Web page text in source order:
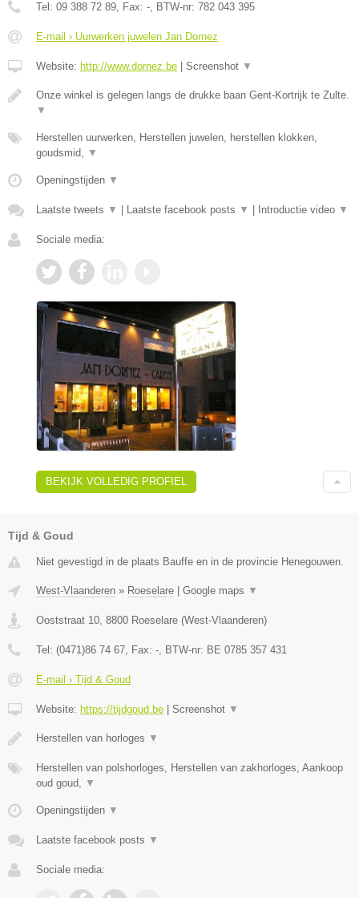
Tel: 09 388 72 89, Fax: -, BTW-nr: 782 043 395
E-mail › Uurwerken juwelen Jan Dornez
Website: http://www.dornez.be Screenshot ▼
Onze winkel is gelegen langs de drukke baan Gent-Kortrijk te Zulte.
▼
Herstellen uurwerken, Herstellen juwelen, herstellen klokken,
goudsmid, ▼
Openingstijden ▼
Laatste tweets ▼ Laatste facebook posts ▼ Introductie video ▼
Sociale media:
BEKIJK VOLLEDIG PROFIEL
Tijd & Goud
Niet gevestigd in de plaats Bauffe en in de provincie Henegouwen.
West-Vlaanderen » Roeselare | Google maps ▼
Ooststraat 10 8800 Roeselare (West-Vlaanderen)
Tel: (0471)86 74 67 , Fax: - , BTW-nr: BE 0785 357 431
E-mail › Tijd & Goud
Website: https://tijdgoud.be | Screenshot ▼
Herstellen van horloges ▼
Herstellen van polshorloges, Herstellen van zakhorloges, Aankoop
oud goud,
▼
Openingstijden ▼
Laatste facebook posts ▼
Sociale media: